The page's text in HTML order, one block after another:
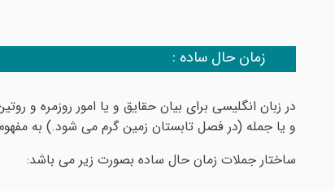
زمان حال ساده :
در زبان انگلیسی برای بیان حقایق و یا امور روزمره و
و یا جمله (در فصل تابستان زمین گرم می شود.) به
ساختار جملات زمان حال ساده بصورت زیر می باشد: